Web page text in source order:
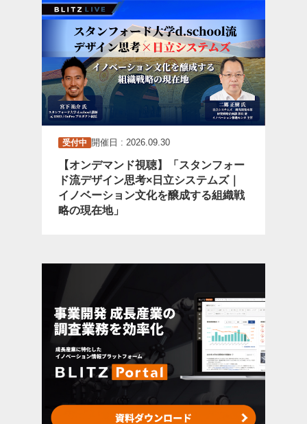
受付中 開催日 : 2026.09.30
【オンデマンド視聴】「スタンフォー
ド流デザイン思考×日立システムズ｜
イノベーション文化を醸成する組織戦
略の現在地」